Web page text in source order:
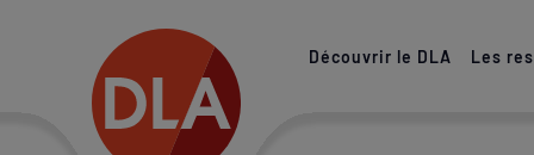
Découvrir le DLA Les